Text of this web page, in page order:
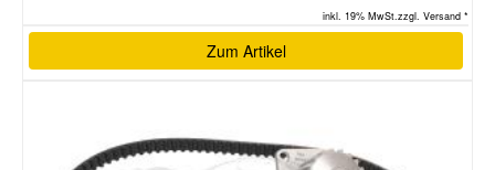
inkl. 19% MwSt.zzgl. Versand *
Zum Artikel